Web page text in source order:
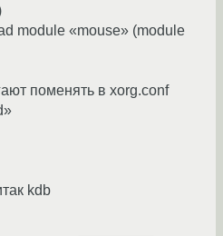
module «mouse» (module
поменять в xorg.conf
kdb